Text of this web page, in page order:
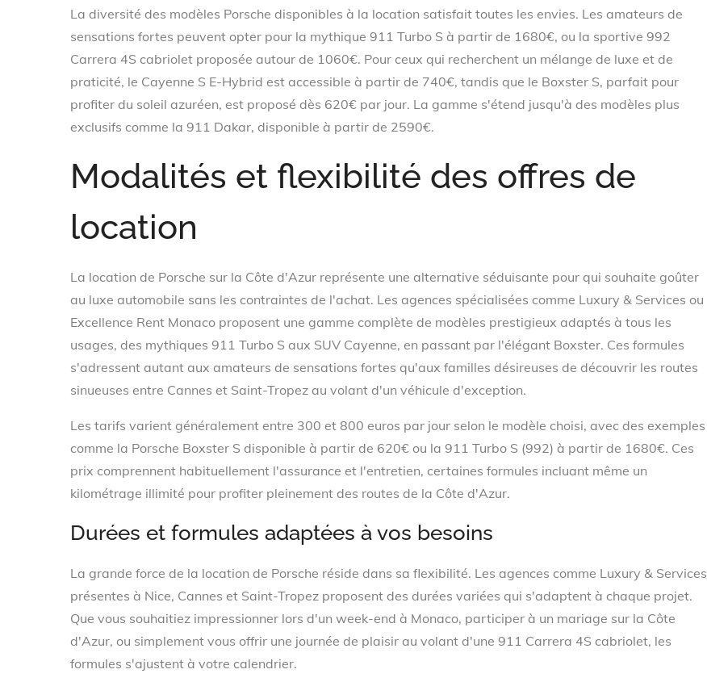
La diversité des modèles Porsche disponibles à la location satisfait toutes les envies. Les amateurs de
sensations fortes peuvent opter pour la mythique 911 Turbo S à partir de 1680€, ou la sportive 992
Carrera 4S cabriolet proposée autour de 1060€. Pour ceux qui recherchent un mélange de luxe et de
praticité, le Cayenne S E-Hybrid est accessible à partir de 740€, tandis que le Boxster S, parfait pour
profiter du soleil azuréen, est proposé dès 620€ par jour. La gamme s'étend jusqu'à des modèles plus
exclusifs comme la 911 Dakar, disponible à partir de 2590€.
Modalités et flexibilité des offres de
location
La location de Porsche sur la Côte d'Azur représente une alternative séduisante pour qui souhaite goûter
au luxe automobile sans les contraintes de l'achat. Les agences spécialisées comme Luxury & Services ou
Excellence Rent Monaco proposent une gamme complète de modèles prestigieux adaptés à tous les
usages, des mythiques 911 Turbo S aux SUV Cayenne, en passant par l'élégant Boxster. Ces formules
s'adressent autant aux amateurs de sensations fortes qu'aux familles désireuses de découvrir les routes
sinueuses entre Cannes et Saint-Tropez au volant d'un véhicule d'exception.
Les tarifs varient généralement entre 300 et 800 euros par jour selon le modèle choisi, avec des exemples
comme la Porsche Boxster S disponible à partir de 620€ ou la 911 Turbo S (992) à partir de 1680€. Ces
prix comprennent habituellement l'assurance et l'entretien, certaines formules incluant même un
kilométrage illimité pour profiter pleinement des routes de la Côte d'Azur.
Durées et formules adaptées à vos besoins
La grande force de la location de Porsche réside dans sa flexibilité. Les agences comme Luxury & Services
présentes à Nice, Cannes et Saint-Tropez proposent des durées variées qui s'adaptent à chaque projet.
Que vous souhaitiez impressionner lors d'un week-end à Monaco, participer à un mariage sur la Côte
d'Azur, ou simplement vous offrir une journée de plaisir au volant d'une 911 Carrera 4S cabriolet, les
formules s'ajustent à votre calendrier.